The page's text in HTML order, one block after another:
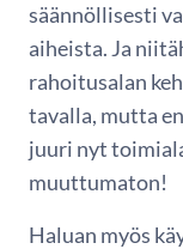
säännöllisesti
aiheista. Ja
rahoitusalan
tavalla, mutta
juuri nyt
muuttumaton!
Haluan myös